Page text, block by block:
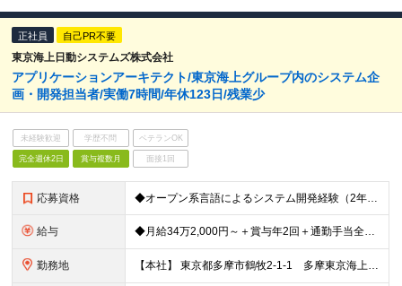
正社員 自己PR不要
東京海上日動システムズ株式会社
アプリケーションアーキテクト/東京海上グループ内のシステム企
画・開発担当者/実働7時間/年休123日/残業少
未経験歓迎 学歴不問 ベテランOK
完全週休2日 賞与複数月 面接1回
応募資格 ◆オープン系言語によるシステム開発経験（2年以上） ＜※業界経験は不問です＞ 異業界から入社した事例も多数あり、入社後の研修で保険業界の基礎知識を学んで頂くほか、IBMや富士通等が開催している社外研
給与 ◆月給34万2,000円～＋賞与年2回＋通勤手当全額支給 （想定年収：520万円～1,100万円） ※スキルや能力によって決定いたします。 ※試用期間はありません。 ※月給内に固定残業代8万7,00
勤務地 【本社】 東京都多摩市鶴牧2-1-1 多摩東京海上日動ビル ※転勤は原則ありません。